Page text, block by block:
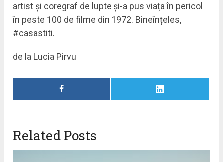
artist și coregraf de lupte și-a pus viața în pericol
în peste 100 de filme din 1972. Bineînțeles,
#casastiti.
de la Lucia Pirvu
Related Posts